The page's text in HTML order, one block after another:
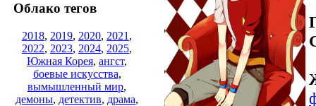
Облако тегов
2018, 2019, 2020, 2021 ,
2022, 2023, 2024, 2025,
Южная Корея, ангст,
боевые искусства,
вымышленный мир,
демоны, детектив, драма,